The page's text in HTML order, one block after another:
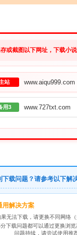
或截图以下网址，下载小说
站 www.aiqu999.com
用3 www.727txt.com
下载问题？请参考以下解
用解决方案
果无法下载，请更换不同网络（
下载问题都可以通过更换浏
问题持续，请尝试使用推